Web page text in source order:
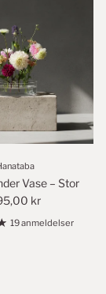
Vase – Stor
kr
19 anmeldelser